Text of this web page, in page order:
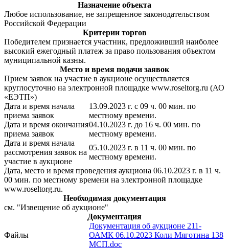
Назначение объекта
Любое использование, не запрещенное законодательством
Российской Федерации
Критерии торгов
Победителем признается участник, предложивший наиболее
высокий ежегодный платеж за право пользования объектом
муниципальной казны.
Место и время подачи заявок
Прием заявок на участие в аукционе осуществляется
круглосуточно на электронной площадке www.roseltorg.ru (АО
«ЕЭТП»)
Дата и время начала
приема заявок
13.09.2023 г. с 09 ч. 00 мин. по
местному времени.
Дата и время окончания
приема заявок
04.10.2023 г. до 16 ч. 00 мин. по
местному времени.
Дата и время начала
рассмотрения заявок на
участие в аукционе
05.10.2023 г. в 11 ч. 00 мин. по
местному времени.
Дата, место и время проведения аукциона 06.10.2023 г. в 11 ч.
00 мин. по местному времени на электронной площадке
www.roseltorg.ru.
Необходимая документация
см. "Извещение об аукционе"
Документация
Файлы
Документация об аукционе 211-
ОАМК 06.10.2023 Коли Мяготина 138
МСП.doc